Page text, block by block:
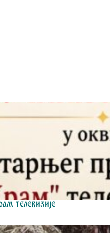
телевизије